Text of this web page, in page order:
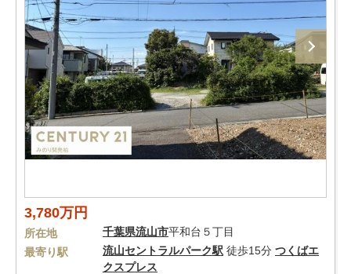
3,780万円
所在地 千葉県流山市平和台５丁目
最寄り駅
流山セントラルパーク駅 徒歩15分 つくばエ
クスプレス